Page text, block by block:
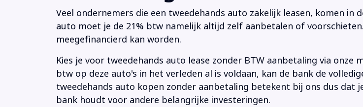
Veel ondernemers die een tweedehands auto zakelijk leasen, komen
auto moet je de 21% btw namelijk altijd zelf aanbetalen of
meegefinancierd kan worden.
Kies je voor tweedehands auto lease zonder BTW aanbetaling via
btw op deze auto's in het verleden al is voldaan, kan de bank de
tweedehands auto kopen zonder aanbetaling betekent bij ons dus dat
bank houdt voor andere belangrijke investeringen.